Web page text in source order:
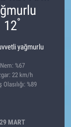
12°
yağmurlu
Nem: %67
22 km/h
Olasılığı: %89
29 MART